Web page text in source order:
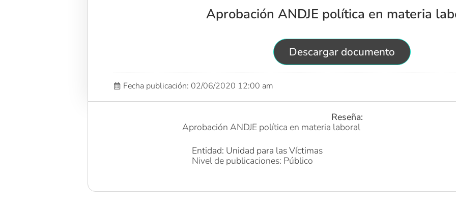
Aprobación ANDJE política en materia
Descargar documento
Fecha publicación: 02/06/2020 12:00 am
Reseña:
Aprobación ANDJE política en materia laboral
Entidad: Unidad para las Víctimas
Nivel de publicaciones: Público